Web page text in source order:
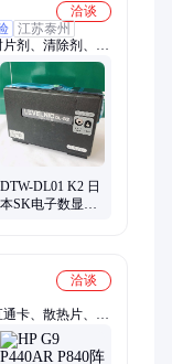
洽谈
江苏泰州
剂、清除剂、试
te缓冲液、pbs缓
酶、纤维素酶、
生化试剂、实验
DTW-DL01 K2 日
本SK电子数显水
洽谈
卡、散热片、光
热器、模拟器、
散热风扇、千兆